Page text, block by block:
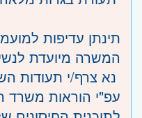
תינתן עדיפות
המשרה מיועדת
נא צרף/י תעודות
עפ"י הוראות משרד